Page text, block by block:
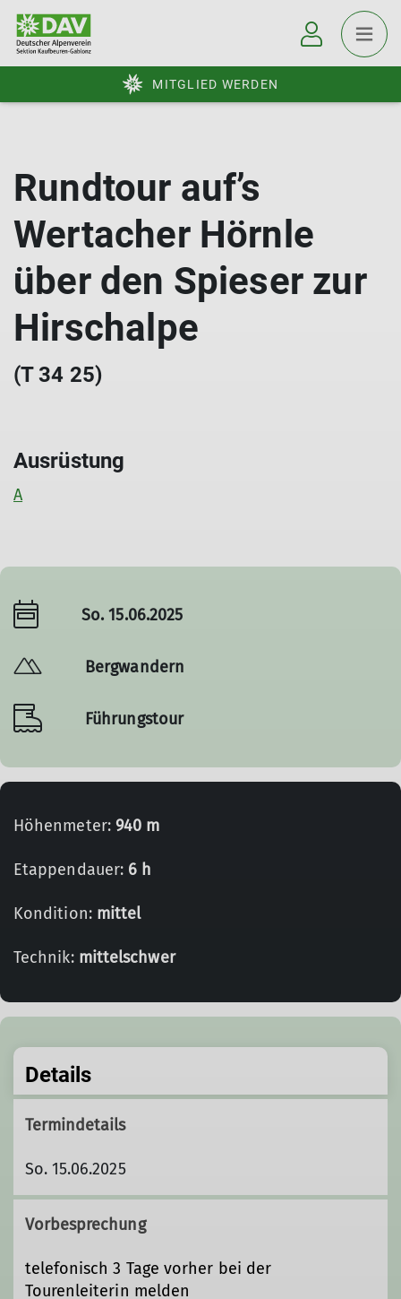
MITGLIED WERDEN
Rundtour auf’s
Wertacher Hörnle
über den Spieser zur
Hirschalpe
(T 34 25)
Ausrüstung
A
So. 15.06.2025
Bergwandern
Führungstour
Höhenmeter: 940 m
Etappendauer: 6 h
Kondition: mittel
Technik: mittelschwer
Details
Termindetails
So. 15.06.2025
Vorbesprechung
telefonisch 3 Tage vorher bei der
Tourenleiterin melden